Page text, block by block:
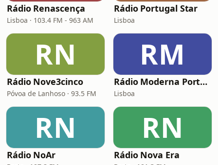
Rádio Renascença
Lisboa · 103.4 FM - 963 AM
Rádio Portugal Star
Lisboa
RN
Rádio Nove3cinco
Póvoa de Lanhoso · 93.5 FM
RM
Rádio Moderna Portugal
Lisboa
RN
Rádio NoAr
RN
Rádio Nova Era